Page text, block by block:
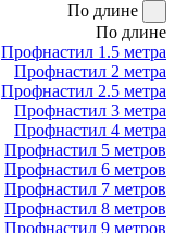
По длине
По длине
Профнастил 1.5 метра
Профнастил 2 метра
Профнастил 2.5 метра
Профнастил 3 метра
Профнастил 4 метра
Профнастил 5 метров
Профнастил 6 метров
Профнастил 7 метров
Профнастил 8 метров
Профнастил 9 метров